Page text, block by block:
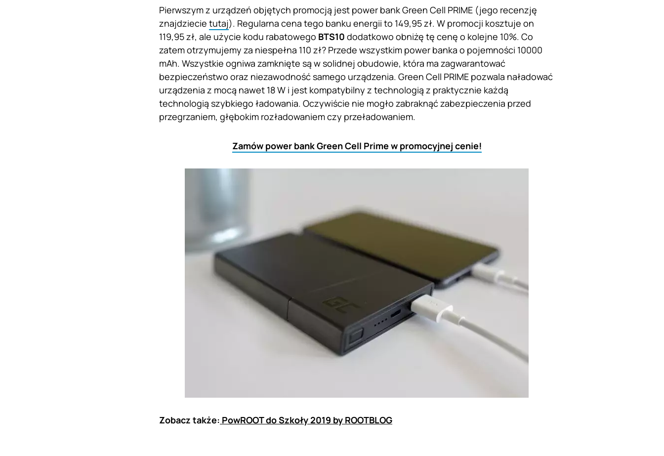
Pierwszym z urządzeń objętych promocją jest power bank Green Cell PRIME (jego recenzję
znajdziecie tutaj). Regularna cena tego banku energii to 149,95 zł. W promocji kosztuje on
119,95 zł, ale użycie kodu rabatowego BTS10 dodatkowo obniżę tę cenę o kolejne 10%. Co
zatem otrzymujemy za niespełna 110 zł? Przede wszystkim power banka o pojemności 10000
mAh. Wszystkie ogniwa zamknięte są w solidnej obudowie, która ma zagwarantować
bezpieczeństwo oraz niezawodność samego urządzenia. Green Cell PRIME pozwala naładować
urządzenia z mocą nawet 18 W i jest kompatybilny z technologią z praktycznie każdą
technologią szybkiego ładowania. Oczywiście nie mogło zabraknąć zabezpieczenia przed
przegrzaniem, głębokim rozładowaniem czy przeładowaniem.
Zamów power bank Green Cell Prime w promocyjnej cenie!
Zobacz także: PowROOT do Szkoły 2019 by ROOTBLOG